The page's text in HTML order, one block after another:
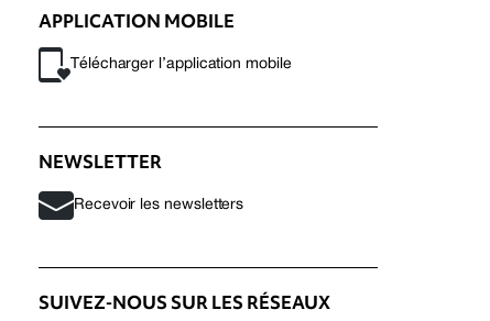
APPLICATION MOBILE
Télécharger l’application mobile
NEWSLETTER
Recevoir les newsletters
SUIVEZ-NOUS SUR LES RÉSEAUX